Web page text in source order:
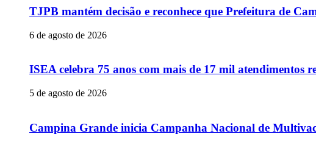
TJPB mantém decisão e reconhece que Prefeitura de
6 de agosto de 2026
ISEA celebra 75 anos com mais de 17 mil atendimentos
5 de agosto de 2026
Campina Grande inicia Campanha Nacional de